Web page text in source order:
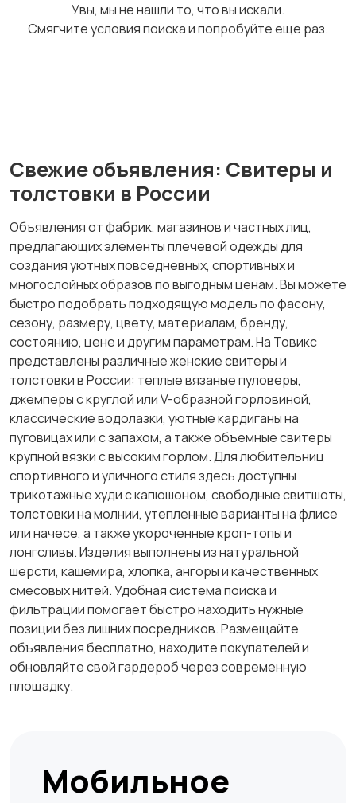
Футболки и топы Штаны и шорты
Другое
Увы, мы не нашли то, что вы искали.
Смягчите условия поиска и попробуйте еще раз.
Свежие объявления: Свитеры и
толстовки в России
Объявления от фабрик, магазинов и частных лиц,
предлагающих элементы плечевой одежды для
создания уютных повседневных, спортивных и
многослойных образов по выгодным ценам. Вы можете
быстро подобрать подходящую модель по фасону,
сезону, размеру, цвету, материалам, бренду,
состоянию, цене и другим параметрам. На Товикс
представлены различные женские свитеры и
толстовки в России: теплые вязаные пуловеры,
джемперы с круглой или V-образной горловиной,
классические водолазки, уютные кардиганы на
пуговицах или с запахом, а также объемные свитеры
крупной вязки с высоким горлом. Для любительниц
спортивного и уличного стиля здесь доступны
трикотажные худи с капюшоном, свободные свитшоты,
толстовки на молнии, утепленные варианты на флисе
или начесе, а также укороченные кроп-топы и
лонгсливы. Изделия выполнены из натуральной
шерсти, кашемира, хлопка, ангоры и качественных
смесовых нитей. Удобная система поиска и
фильтрации помогает быстро находить нужные
позиции без лишних посредников. Размещайте
объявления бесплатно, находите покупателей и
обновляйте свой гардероб через современную
площадку.
Мобильное